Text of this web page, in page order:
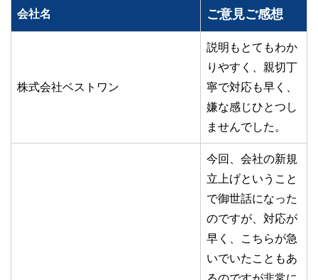
会社名 ご意見ご感想
株式会社ベストワン
説明もとてもわか
りやすく、親切丁
寧で対応も早く、
嫌な感じひとつし
ませんでした。
今回、会社の新規
立上げということ
で御世話になった
のですが、対応が
早く、こちらが急
いでいたこともあ